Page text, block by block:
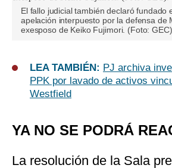
El fallo judicial también declaró fundado
apelación interpuesto por la defensa de
exesposo de Keiko Fujimori. (Foto:
LEA TAMBIÉN: PJ archiva
PPK por lavado de activos
Westfield
YA NO SE PODRÁ
La resolución de la Sala